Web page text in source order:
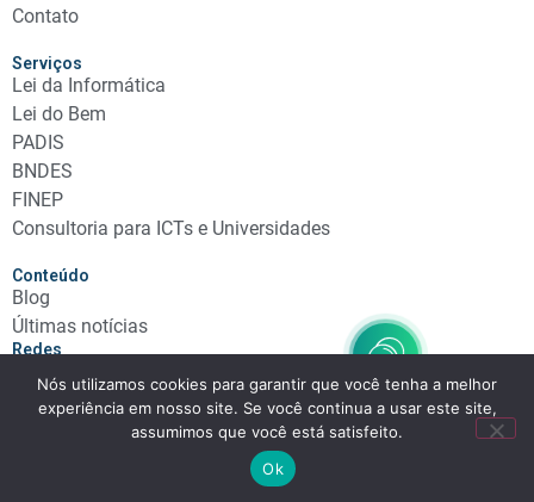
Contato
Serviços
Lei da Informática
Lei do Bem
PADIS
BNDES
FINEP
Consultoria para ICTs e Universidades
Conteúdo
Blog
Últimas notícias
Redes
Rocha Marques - Incentivos à Inovação © 2025 Todos os direitos
reservados.
Desenvolvido por NEXHOR
Nós utilizamos cookies para garantir que você tenha a melhor
experiência em nosso site. Se você continua a usar este site,
assumimos que você está satisfeito.
Ok